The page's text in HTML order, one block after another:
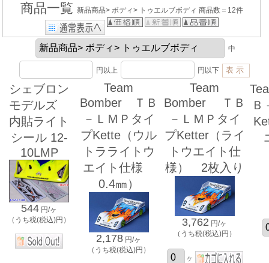
商品一覧 新品商品> ボディ> トゥエルブボディ 商品数＝12件
中
円以上 円以下
シェブロン
モデルズ
内貼ライト
シール 12-
10LMP
544 円/ヶ
（うち税(税込)円）
Team
Bomber ＴＢ
－ＬＭＰタイ
プKette（ウル
トラライトウ
エイト仕様
0.4㎜）
2,178 円/ヶ
（うち税(税込)円）
Team
Bomber ＴＢ
－ＬＭＰタイ
プKetter（ライ
トウエイト仕
様） 2枚入り
3,762 円/ヶ
（うち税(税込)円）
ヶ
Ｂ